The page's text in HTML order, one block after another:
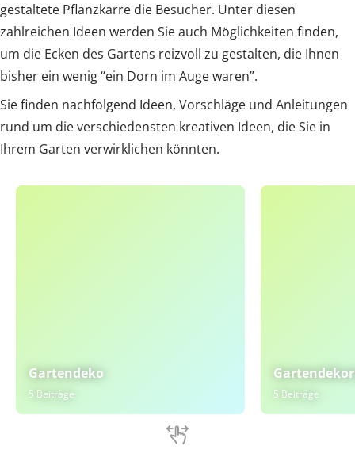
gestaltete Pflanzkarre die Besucher. Unter diesen
zahlreichen Ideen werden Sie auch Möglichkeiten finden,
um die Ecken des Gartens reizvoll zu gestalten, die Ihnen
bisher ein wenig “ein Dorn im Auge waren”.
Sie finden nachfolgend Ideen, Vorschläge und Anleitungen
rund um die verschiedensten kreativen Ideen, die Sie in
Ihrem Garten verwirklichen könnten.
Gartendeko
5 Beiträge 5 Beiträge